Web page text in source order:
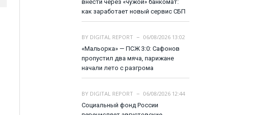
внести через «чужой» банкомат:
как заработает новый сервис СБП
BY DIGITAL REPORT
06/08/2026 13:02
«Мальорка» — ПСЖ 3:0: Сафонов
пропустил два мяча, парижане
начали лето с разгрома
BY DIGITAL REPORT
06/08/2026 12:44
Социальный фонд России